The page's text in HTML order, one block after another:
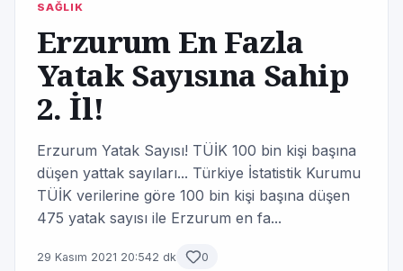
SAĞLIK
Erzurum En Fazla
Yatak Sayısına Sahip
2. İl!
Erzurum Yatak Sayısı! TÜİK 100 bin kişi başına
düşen yattak sayıları... Türkiye İstatistik Kurumu
TÜİK verilerine göre 100 bin kişi başına düşen
475 yatak sayısı ile Erzurum en fa...
29 Kasım 2021 20:542 dk 0